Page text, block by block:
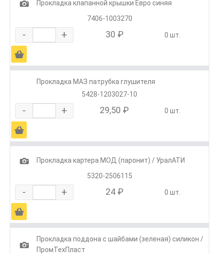
1
Прокладка клапанной крышки Евро синяя
7406-1003270
- + 30 ₽ 0 шт.
Ä
Прокладка МАЗ патрубка глушителя
5428-1203027-10
- + 29,50 ₽ 0 шт.
Ä
1
Прокладка картера МОД (паронит) / УралАТИ
5320-2506115
- + 24 ₽ 0 шт.
Ä
1
Прокладка поддона с шайбами (зеленая) силикон /
ПромТехПласт